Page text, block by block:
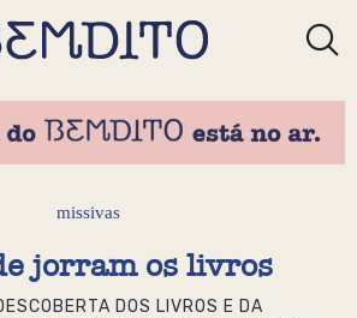
missivas
jorram os livros
DOS LIVROS E DA